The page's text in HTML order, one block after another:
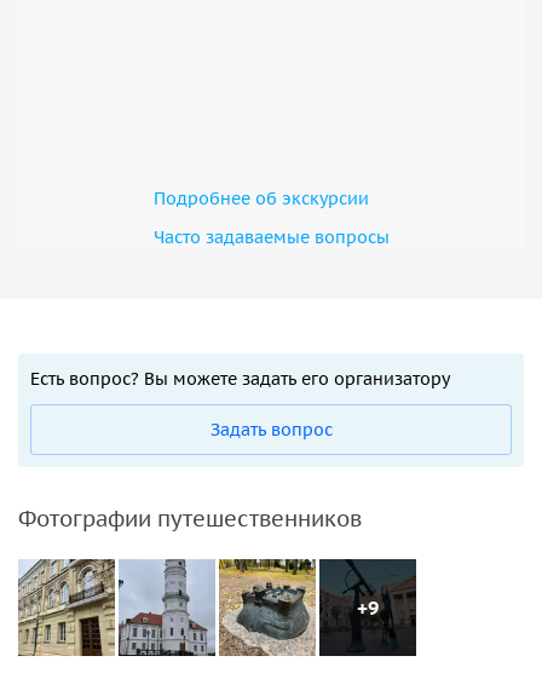
Подробнее об экскурсии
Часто задаваемые вопросы
Есть вопрос? Вы можете задать его организатору
Задать вопрос
Фотографии путешественников
+9